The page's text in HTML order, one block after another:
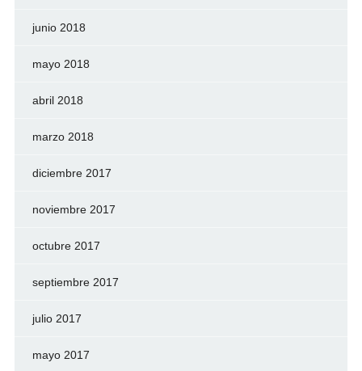
junio 2018
mayo 2018
abril 2018
marzo 2018
diciembre 2017
noviembre 2017
octubre 2017
septiembre 2017
julio 2017
mayo 2017